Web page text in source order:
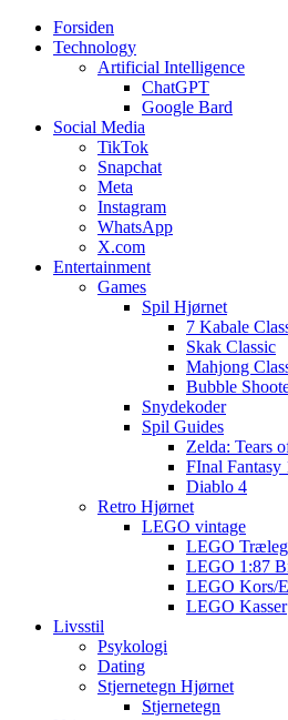
Web3zero.dk
Web3zero.dk
Forsiden
Technology
Artificial Intelligence
ChatGPT
Google Bard
Social Media
TikTok
Snapchat
Meta
Instagram
WhatsApp
X.com
Entertainment
Games
Spil Hjørnet
7 Kabale
Skak Classic
Mahjong
Bubble
Snydekoder
Spil Guides
Zelda: Tears
FInal Fantasy
Diablo 4
Retro Hjørnet
LEGO vintage
LEGO
LEGO 1:87
LEGO Kors/
LEGO Kasser
Livsstil
Psykologi
Dating
Stjernetegn Hjørnet
Stjernetegn